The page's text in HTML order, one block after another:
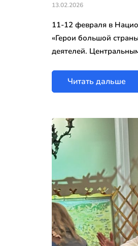
13.02.2026
11-12 февраля в
«Герои большой
деятелей.
Читать дальше